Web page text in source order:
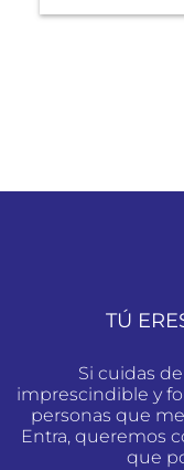
TÚ
Si cuidas
imprescindible y
personas que
Entra, queremos
que